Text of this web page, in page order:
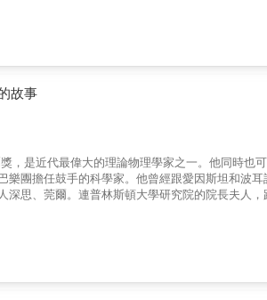
清大教授李家維。 在澎湖生長、被海洋啟蒙的少
追女朋友，甚至想用七顆烏鴉眼泡水看到鬼；他
東創立全球最大的熱帶活體植物蒐藏中心；他是
耗氧的器官、樹冠羞避現象、量子力學
山谷，遇見一位博物學家，我們也隨著他穿梭時
台灣重要的科學家立傳── 「你若盛開，蝴蝶自
有個收藏達三萬多種活體植物的保種中心，北台
物學家李家維教授，不僅擁有精彩豐富的人生經
貢獻所學、驅動世界，是這些科學家們的共同印
打破單一線性敘述，以第一人稱、小說筆法，再
人生際遇中的重要片段，鑲嵌在這段與死亡最接
看見一位科學家對於生命的實踐、省思與熱愛。
萬事萬物的好奇心？蕭伯納也曾說過：「我們想
究精神，不設限的博物興趣、立身襟懷，看到一
各種動植物和古生物，從更高更廣的角度──40
故事
團擔任鼓手的科學家。他曾經跟愛因斯坦和波耳
深思、莞爾。連普林斯頓大學研究院的院長夫人
像一種測試劑：任何讀這本書而不大笑出聲的人，
斷任何事件。他具有濃烈的好奇心，要弄清楚一
華盛頓郵報》